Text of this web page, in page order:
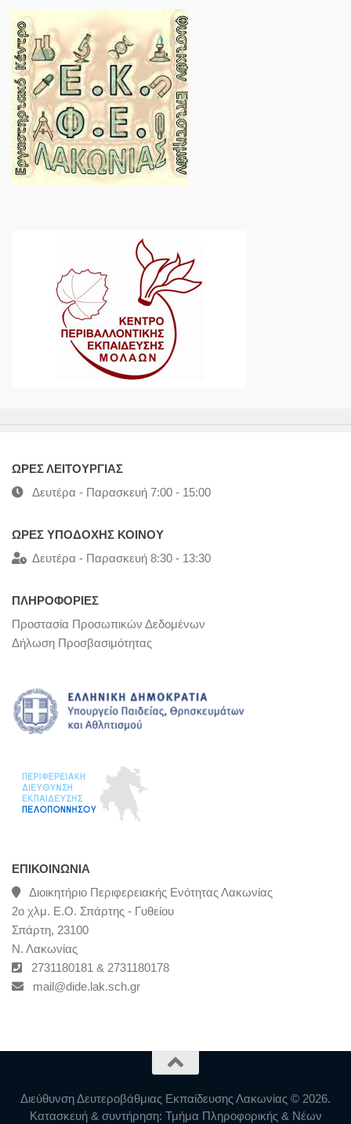
ΩΡΕΣ ΛΕΙΤΟΥΡΓΙΑΣ
Δευτέρα - Παρασκευή 7:00 - 15:00
ΩΡΕΣ ΥΠΟΔΟΧΗΣ ΚΟΙΝΟΥ
Δευτέρα - Παρασκευή 8:30 - 13:30
ΠΛΗΡΟΦΟΡΙΕΣ
Προστασία Προσωπικών Δεδομένων
Δήλωση Προσβασιμότητας
ΕΠΙΚΟΙΝΩΝΊΑ
Διοικητήριο Περιφερειακής Ενότητας Λακωνίας
2ο χλμ. Ε.Ο. Σπάρτης - Γυθείου
Σπάρτη, 23100
Ν. Λακωνίας
2731180181 & 2731180178
mail@dide.lak.sch.gr
Διεύθυνση Δευτεροβάθμιας Εκπαίδευσης Λακωνίας © 2026.
Κατασκευή & συντήρηση: Τμήμα Πληροφορικής & Νέων